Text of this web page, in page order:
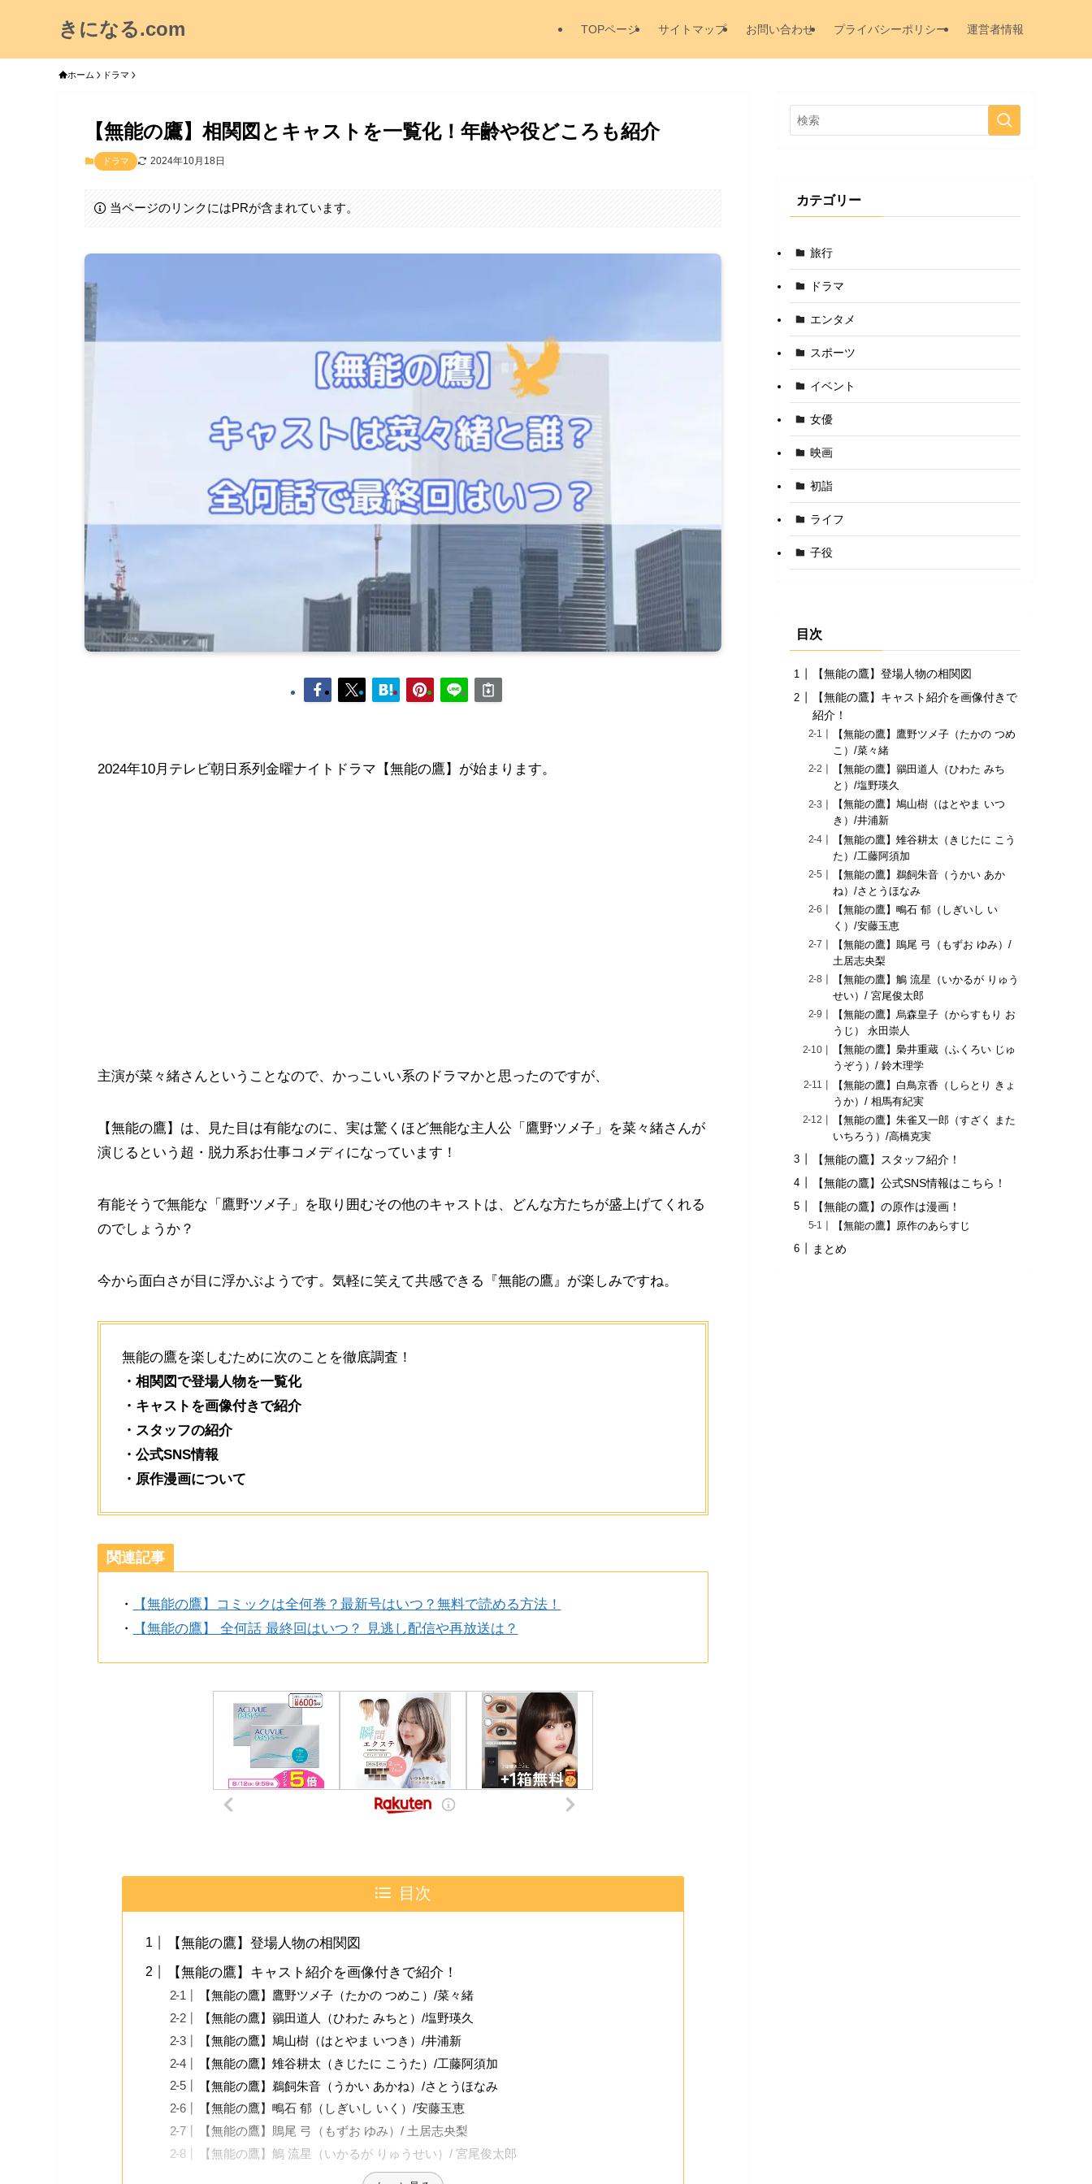
きになる.com TOPページ サイトマップ お問い合わせ プライバシーポリシー 運営者情報
ホーム ドラマ
【無能の鷹】相関図とキャストを一覧化！年齢や役どころも紹介
ドラマ 2024年10月18日
当ページのリンクにはPRが含まれています。
2024年10月テレビ朝日系列金曜ナイトドラマ【無能の鷹】が始まります。
主演が菜々緒さんということなので、かっこいい系のドラマかと思ったのですが、
【無能の鷹】は、見た目は有能なのに、実は驚くほど無能な主人公「鷹野ツメ子」を菜々緒さんが
演じるという超・脱力系お仕事コメディになっています！
有能そうで無能な「鷹野ツメ子」を取り囲むその他のキャストは、どんな方たちが盛上げてくれる
のでしょうか？
今から面白さが目に浮かぶようです。気軽に笑えて共感できる『無能の鷹』が楽しみですね。
無能の鷹を楽しむために次のことを徹底調査！
・相関図で登場人物を一覧化
・キャストを画像付きで紹介
・スタッフの紹介
・公式SNS情報
・原作漫画について
関連記事
・
【無能の鷹】コミックは全何巻？最新号はいつ？無料で読める方法！
・
【無能の鷹】 全何話 最終回はいつ？ 見逃し配信や再放送は？
目次
【無能の鷹】登場人物の相関図
【無能の鷹】キャスト紹介を画像付きで紹介！
【無能の鷹】鷹野ツメ子（たかの つめこ）/菜々緒
【無能の鷹】鶸田道人（ひわた みちと）/塩野瑛久
【無能の鷹】鳩山樹（はとやま いつき）/井浦新
【無能の鷹】雉谷耕太（きじたに こうた）/工藤阿須加
【無能の鷹】鵜飼朱音（うかい あかね）/さとうほなみ
【無能の鷹】鴫石 郁（しぎいし いく）/安藤玉恵
【無能の鷹】鵙尾 弓（もずお ゆみ）/ 土居志央梨
【無能の鷹】鵤 流星（いかるが りゅうせい）/ 宮尾俊太郎
カテゴリー
旅行
ドラマ
エンタメ
スポーツ
イベント
女優
映画
初詣
ライフ
子役
目次
【無能の鷹】登場人物の相関図
【無能の鷹】キャスト紹介を画像付きで
紹介！
【無能の鷹】鷹野ツメ子（たかの つめ
こ）/菜々緒
【無能の鷹】鶸田道人（ひわた みち
と）/塩野瑛久
【無能の鷹】鳩山樹（はとやま いつ
き）/井浦新
【無能の鷹】雉谷耕太（きじたに こう
た）/工藤阿須加
【無能の鷹】鵜飼朱音（うかい あか
ね）/さとうほなみ
【無能の鷹】鴫石 郁（しぎいし い
く）/安藤玉恵
【無能の鷹】鵙尾 弓（もずお ゆみ）/
土居志央梨
【無能の鷹】鵤 流星（いかるが りゅう
せい）/ 宮尾俊太郎
【無能の鷹】烏森皇子（からすもり お
うじ） 永田崇人
【無能の鷹】梟井重蔵（ふくろい じゅ
うぞう）/ 鈴木理学
【無能の鷹】白鳥京香（しらとり きょ
うか）/ 相馬有紀実
【無能の鷹】朱雀又一郎（すざく また
いちろう）/高橋克実
【無能の鷹】スタッフ紹介！
【無能の鷹】公式SNS情報はこちら！
【無能の鷹】の原作は漫画！
【無能の鷹】原作のあらすじ
まとめ